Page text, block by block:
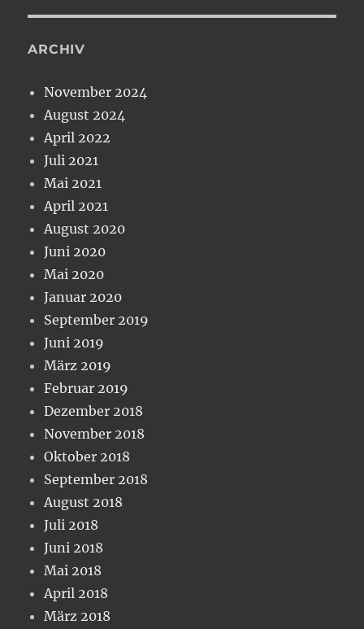
ARCHIV
November 2024
August 2024
April 2022
Juli 2021
Mai 2021
April 2021
August 2020
Juni 2020
Mai 2020
Januar 2020
September 2019
Juni 2019
März 2019
Februar 2019
Dezember 2018
November 2018
Oktober 2018
September 2018
August 2018
Juli 2018
Juni 2018
Mai 2018
April 2018
März 2018